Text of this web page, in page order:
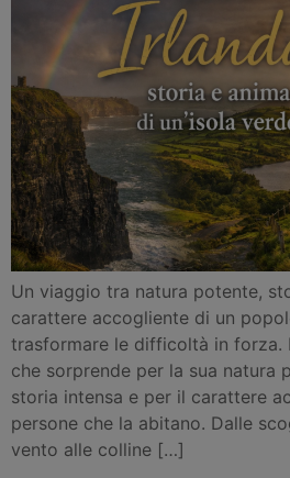
Un viaggio tra natura potente,
carattere accogliente di un
trasformare le difficoltà in forza.
che sorprende per la sua natura
storia intensa e per il carattere
persone che la abitano. Dalle
vento alle colline […]